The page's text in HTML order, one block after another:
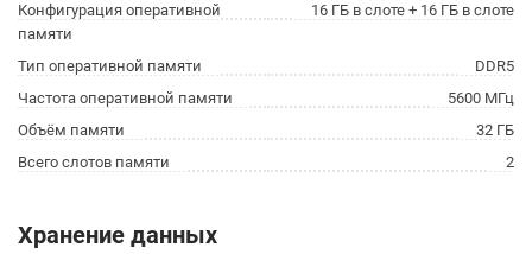
Конфигурация оперативной
памяти
16 ГБ в слоте + 16 ГБ в слоте
Тип оперативной памяти
DDR5
Частота оперативной памяти
5600 МГц
Объём памяти
32 ГБ
Всего слотов памяти
2
Хранение данных